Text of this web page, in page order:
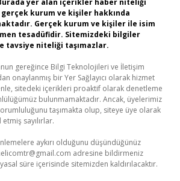
yer alan içerikler haber niteliği
kurum ve kişiler hakkında
Gerçek kurum ve kişiler ile isim
tesadüfidir. Sitemizdeki bilgiler
tavsiye niteliği taşımazlar.
gereğince Bilgi Teknolojileri ve İletişim
onaylanmış bir Yer Sağlayıcı olarak hizmet
sitedeki içerikleri proaktif olarak denetleme
bulunmamaktadır. Ancak, üyelerimiz
taşımakta olup, siteye üye olarak
sayılırlar.
aykırı olduğunu düşündüğünüz
adresine bildirmeniz
süre içerisinde sitemizden kaldırılacaktır.